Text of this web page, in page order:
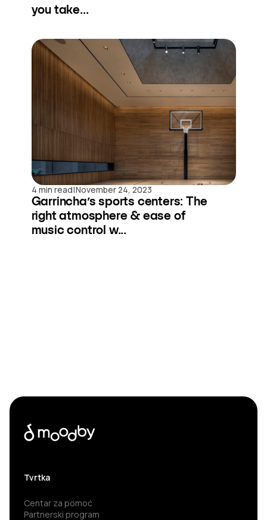
you take...
4 min read|November 24, 2023
Garrincha’s sports centers: The
right atmosphere & ease of
music control w...
Tvrtka
Centar za pomoć
Partnerski program